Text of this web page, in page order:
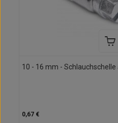
10 - 16 mm -
0,67 €